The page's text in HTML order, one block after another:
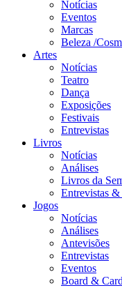
Notícias
Eventos
Marcas
Beleza /
Artes
Notícias
Teatro
Dança
Exposições
Festivais
Entrevistas
Livros
Notícias
Análises
Livros da
Entrevistas &
Jogos
Notícias
Análises
Antevisões
Entrevistas
Eventos
Board &